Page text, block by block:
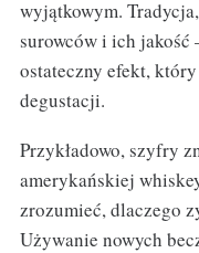
wyjątkowym.
surowców i ich jakość
ostateczny efekt,
degustacji.
Przykładowo, szyfry
amerykańskiej
zrozumieć, dlaczego
Używanie nowych